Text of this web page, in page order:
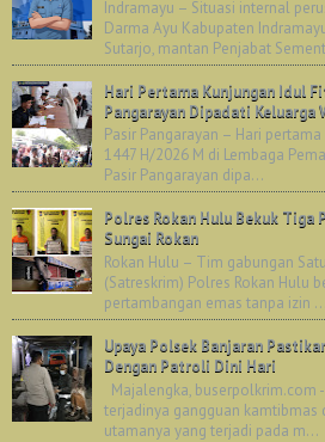
Indramayu – Situasi internal
Darma Ayu Kabupaten
Sutarjo, mantan Penjabat
Hari Pertama Kunjungan Idul
Pangarayan Dipadati Keluarga
Pasir Pangarayan – Hari
1447 H/2026 M di Lembaga
Pasir Pangarayan dipa...
Polres Rokan Hulu Bekuk Tiga
Sungai Rokan
Rokan Hulu – Tim gabungan
(Satreskrim) Polres Rokan Hulu
pertambangan emas tanpa izin ...
Upaya Polsek Banjaran
Dengan Patroli Dini Hari
Majalengka, buserpolkrim.com
terjadinya gangguan kamtibmas
utamanya yang terjadi pada m...